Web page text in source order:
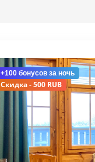
+100 бонусов за ночь
Скидка - 500 RUB